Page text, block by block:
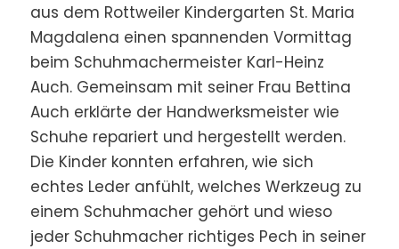
aus dem Rottweiler Kindergarten St. Maria
Magdalena einen spannenden Vormittag
beim Schuhmachermeister Karl-Heinz
Auch. Gemeinsam mit seiner Frau Bettina
Auch erklärte der Handwerksmeister wie
Schuhe repariert und hergestellt werden.
Die Kinder konnten erfahren, wie sich
echtes Leder anfühlt, welches Werkzeug zu
einem Schuhmacher gehört und wieso
jeder Schuhmacher richtiges Pech in seiner